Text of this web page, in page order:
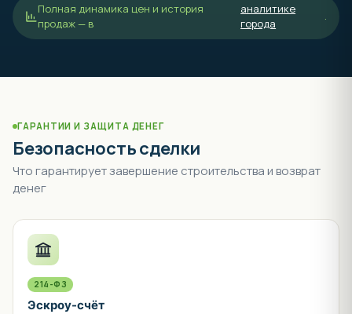
Полная динамика цен и история
продаж — в
аналитике
города
.
ГАРАНТИИ И ЗАЩИТА ДЕНЕГ
Безопасность сделки
Что гарантирует завершение строительства и возврат
денег
214-ФЗ
Эскроу-счёт